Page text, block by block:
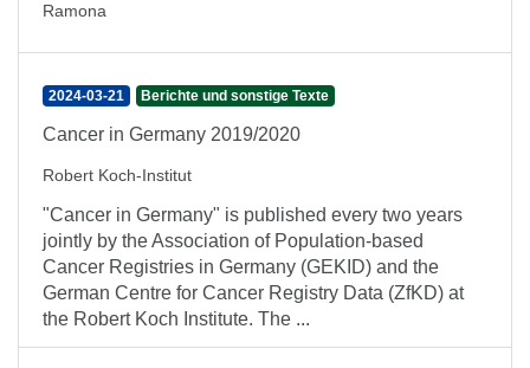
Ramona
2024-03-21 Berichte und sonstige Texte
Cancer in Germany 2019/2020
Robert Koch-Institut
"Cancer in Germany" is published every two years
jointly by the Association of Population-based
Cancer Registries in Germany (GEKID) and the
German Centre for Cancer Registry Data (ZfKD) at
the Robert Koch Institute. The ...